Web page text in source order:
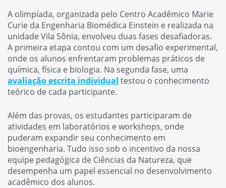
A olimpíada, organizada pelo Centro Acadêmico Marie
Curie da Engenharia Biomédica Einstein e realizada na
unidade Vila Sônia, envolveu duas fases desafiadoras.
A primeira etapa contou com um desafio experimental,
onde os alunos enfrentaram problemas práticos de
química, física e biologia. Na segunda fase, uma
avaliação escrita individual testou o conhecimento
teórico de cada participante.
Além das provas, os estudantes participaram de
atividades em laboratórios e workshops, onde
puderam expandir seu conhecimento em
bioengenharia. Tudo isso sob o incentivo da nossa
equipe pedagógica de Ciências da Natureza, que
desempenha um papel essencial no desenvolvimento
acadêmico dos alunos.